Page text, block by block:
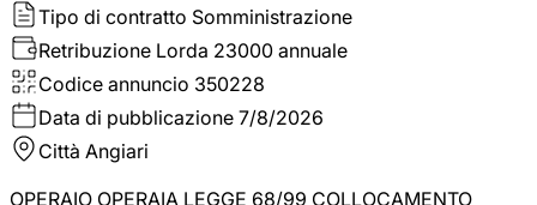
Tipo di contratto Somministrazione
Retribuzione Lorda 23000 annuale
Codice annuncio 350228
Data di pubblicazione 7/8/2026
Città Angiari
OPERAIO OPERAIA LEGGE 68/99 COLLOCAMENTO